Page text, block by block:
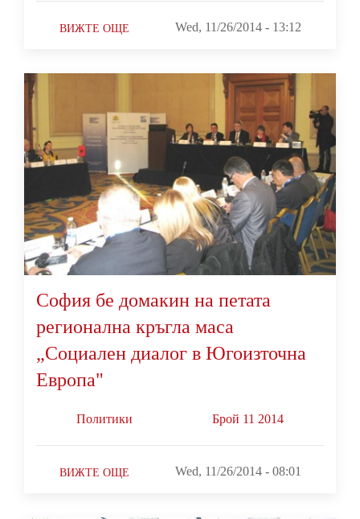
ВИЖТЕ ОЩЕ Wed, 11/26/2014 - 13:12
София бе домакин на петата
регионална кръгла маса
„Социален диалог в Югоизточна
Европа"
Политики Брой 11 2014
ВИЖТЕ ОЩЕ Wed, 11/26/2014 - 08:01